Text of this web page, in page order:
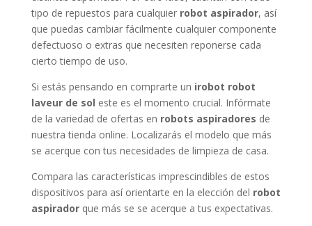
tipo de repuestos para cualquier robot aspirador, así
que puedas cambiar fácilmente cualquier componente
defectuoso o extras que necesiten reponerse cada
cierto tiempo de uso.
Si estás pensando en comprarte un irobot robot
laveur de sol este es el momento crucial. Infórmate
de la variedad de ofertas en robots aspiradores de
nuestra tienda online. Localizarás el modelo que más
se acerque con tus necesidades de limpieza de casa.
Compara las características imprescindibles de estos
dispositivos para así orientarte en la elección del robot
aspiradorque más se se acerque a tus expectativas.